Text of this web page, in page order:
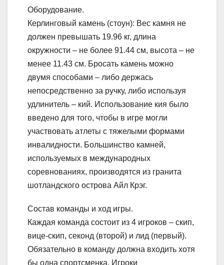
Оборудование.
Керлинговый камень (стоун): Вес камня не
должен превышать 19.96 кг, длина
окружности – не более 91.44 см, высота – не
менее 11.43 см. Бросать камень можно
двумя способами – либо держась
непосредственно за ручку, либо используя
удлинитель – кий. Использование кия было
введено для того, чтобы в игре могли
участвовать атлеты с тяжелыми формами
инвалидности. Большинство камней,
используемых в международных
соревнованиях, производятся из гранита
шотландского острова Айл Крэг.
Состав команды и ход игры.
Каждая команда состоит из 4 игроков – скип,
вице-скип, секонд (второй) и лид (первый).
Обязательно в команду должна входить хотя
бы одна спортсменка. Игроки